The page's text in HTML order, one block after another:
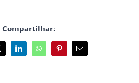
Compartilhar:
LinkedInWhatsAppPinterest
E-
mail